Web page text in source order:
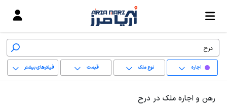
اجاره نوع ملک قیمت فیلترهای بیشتر
رهن و اجاره ملک در درح